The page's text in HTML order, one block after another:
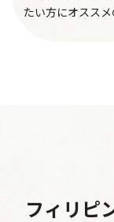
たい方にオススメ
フィリピ